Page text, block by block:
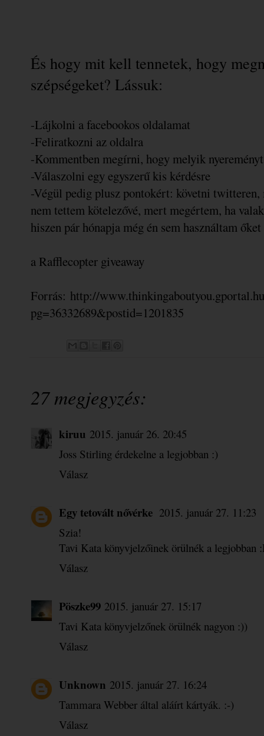
És hogy mit kell tennetek, hogy
szépségeket? Lássuk:
-Lájkolni a facebookos oldalamat
-Feliratkozni az oldalra
-Kommentben megírni, hogy melyik
-Válaszolni egy egyszerű kis kérdésre
-Végül pedig plusz pontokért: követni
nem tettem kötelezővé, mert megértem, ha
hiszen pár hónapja még én sem használtam
a Rafflecopter giveaway
Forrás: http://
pg=36332689&postid=1201835
27 megjegyzés:
kiruu 2015. január 26. 20:45
Joss Stirling érdekelne a legjobban :)
Válasz
Egy tetovált nővérke 2015. január 27. 11:23
Szia!
Tavi Kata könyvjelzőinek örülnék a legjobban
Válasz
Pöszke99 2015. január 27. 15:17
Tavi Kata könyvjelzőnek örülnék nagyon :))
Válasz
Unknown 2015. január 27. 16:24
Tammara Webber által aláírt kártyák. :-)
Válasz